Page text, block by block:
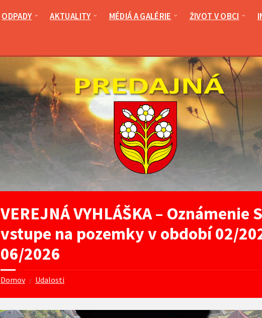
ODPADY AKTUALITY MÉDIÁ A GALÉRIE ŽIVOT V OBCI
VEREJNÁ VYHLÁŠKA – Oznámenie
vstupe na pozemky v období 02/
06/2026
Domov / Udalosti